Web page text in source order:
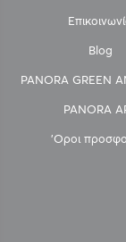
Blog
PANORA GREEN
PANORA
'Οροι